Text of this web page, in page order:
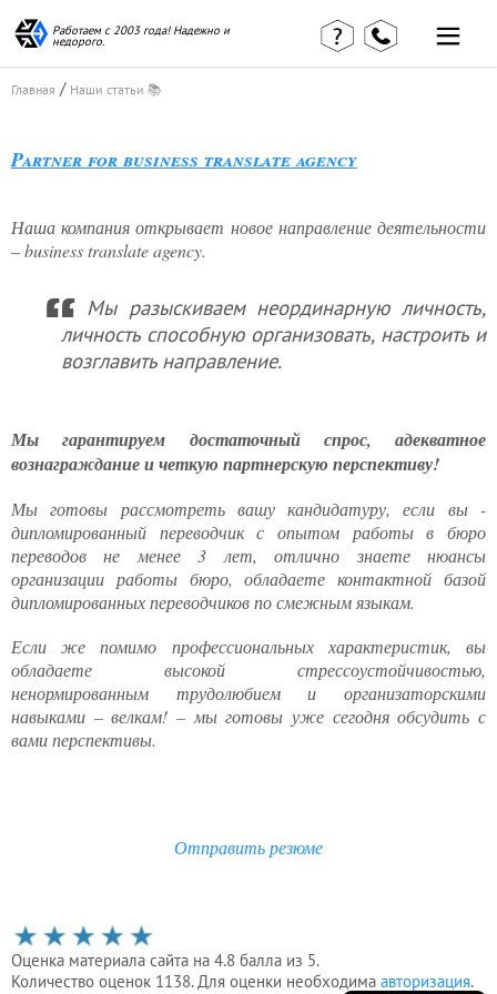
Работаем с 2003 года! Надежно и
недорого.
Главная / Наши статьи 📚
Partner for business translate agency
Наша компания открывает новое направление деятельности
– business translate agency.
Мы разыскиваем неординарную личность,
личность способную организовать, настроить и
возглавить направление.
Мы гарантируем достаточный спрос, адекватное
вознаграждание и четкую партнерскую перспективу!
Мы готовы рассмотреть вашу кандидатуру, если вы -
дипломированный переводчик с опытом работы в бюро
переводов не менее 3 лет, отлично знаете нюансы
организации работы бюро, обладаете контактной базой
дипломированных переводчиков по смежным языкам.
Если же помимо профессиональных характеристик, вы
обладаете высокой стрессоустойчивостью,
ненормированным трудолюбием и организаторскими
навыками – велкам! – мы готовы уже сегодня обсудить с
вами перспективы.
Отправить резюме
Оценка материала сайта на 4.8 балла из 5.
Количество оценок 1138. Для оценки необходима авторизация.
Главная
страница
Контакты
Наши статьи
Наши
консультации
Миграционные
Услуги
Услуги
юриста
Услуги
регистратора
Кадровый
аутсорсинг